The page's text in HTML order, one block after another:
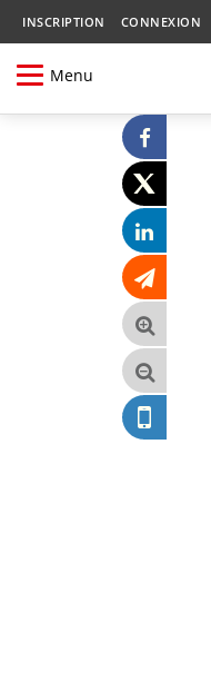
INSCRIPTION CONNEXION
Menu